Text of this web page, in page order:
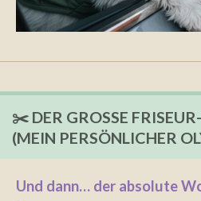
✂️ DER GROSSE
(MEIN PERSÖNLICHER
Und dann… der absolute